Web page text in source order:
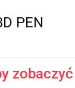
PEN